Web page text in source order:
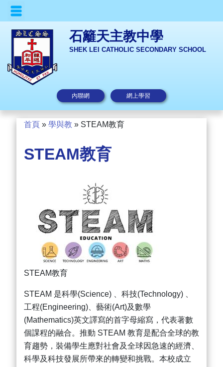
石籬天主教中學
SHEK LEI CATHOLIC SECONDARY SCHOOL
內聯網 網上學習
首頁 » 學與教 » STEAM教育
STEAM教育
STEAM教育
STEAM 是科學(Science) 、科技(Technology) 、
工程(Engineering)、藝術(Art)及數學
(Mathematics)英文譯寫的首字母縮寫，代表著數
個課程的融合。推動 STEAM 教育是配合全球的教
育趨勢，裝備學生應對社會及全球因急速的經濟、
科學及科技發展所帶來的轉變和挑戰。本校成立